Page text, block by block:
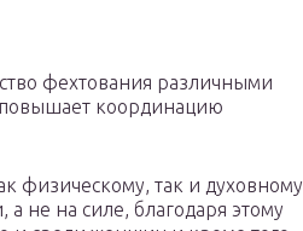
фехтования различными
координацию
физическому, так и духовному
не на силе, благодаря этому